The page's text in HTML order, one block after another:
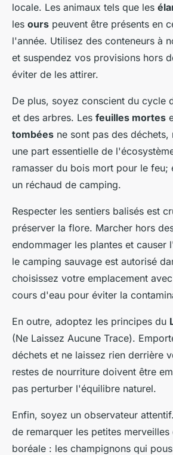
locale. Les animaux tels que les
les ours peuvent être présents en
l'année. Utilisez des conteneurs à
et suspendez vos provisions hors
éviter de les attirer.
De plus, soyez conscient du cycle
et des arbres. Les feuilles mortes
tombées ne sont pas des déchets,
une part essentielle de
ramasser du bois mort pour le feu;
un réchaud de camping.
Respecter les sentiers balisés est
préserver la flore. Marcher hors
endommager les plantes et causer
le camping sauvage est autorisé
choisissez votre emplacement
cours d'eau pour éviter la
En outre, adoptez les principes du
(Ne Laissez Aucune Trace).
déchets et ne laissez rien derrière
restes de nourriture doivent être
pas perturber l'équilibre naturel.
Enfin, soyez un observateur
de remarquer les petites
boréale : les champignons qui